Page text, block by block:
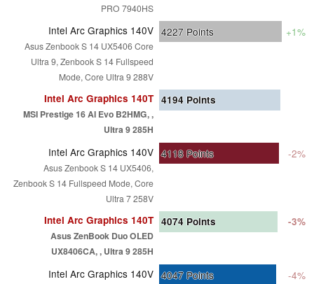
PRO 7940HS
Intel Arc Graphics 140V
Asus Zenbook S 14 UX5406 Core
Ultra 9, Zenbook S 14 Fullspeed
Mode, Core Ultra 9 288V
4227 Points +1%
Intel Arc Graphics 140T
MSI Prestige 16 AI Evo B2HMG, ,
Ultra 9 285H
4194 Points
Intel Arc Graphics 140V
Asus Zenbook S 14 UX5406,
Zenbook S 14 Fullspeed Mode, Core
Ultra 7 258V
4118 Points -2%
Intel Arc Graphics 140T
Asus ZenBook Duo OLED
UX8406CA, , Ultra 9 285H
4074 Points -3%
Intel Arc Graphics 140V 4047 Points -4%